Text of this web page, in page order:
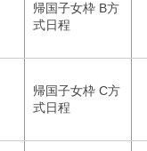
帰国子女枠 B方
式日程
帰国子女枠 C方
式日程